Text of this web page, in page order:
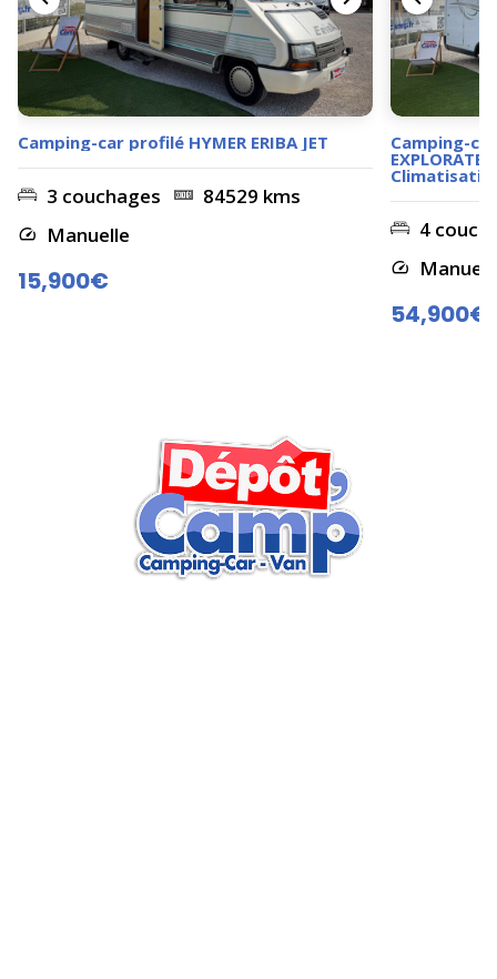
Camping-car profilé HYMER ERIBA JET
3 couchages
84529 kms
Manuelle
15,900€
Camping-
4
54,900€